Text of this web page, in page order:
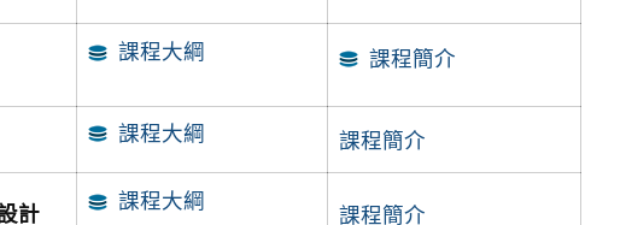
課程大綱 課程簡介
課程大綱 課程簡介
計
課程大綱
課程簡介